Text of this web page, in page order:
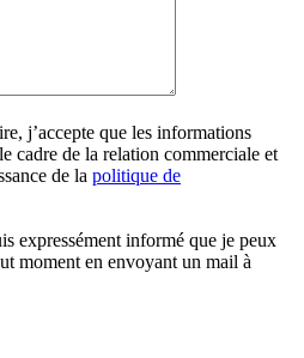
j’accepte que les informations
cadre de la relation commerciale et
de la politique de
expressément informé que je peux
moment en envoyant un mail à